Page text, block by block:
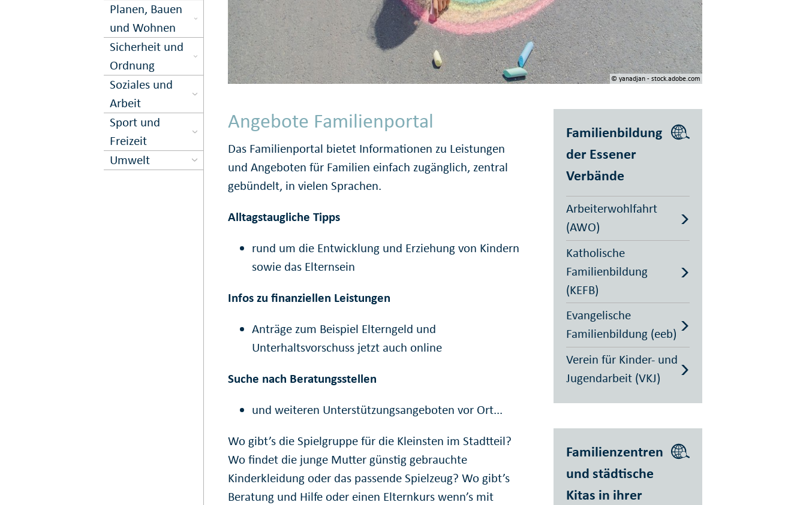
Planen, Bauen
und Wohnen
Sicher­heit und
Ord­nung
Soziales und
Arbeit
Sport und
Freizeit
Umwelt
© yanadjan - stock.adobe.com
Angebote Familienportal
Das Familienportal bietet Informationen zu Leistungen
und Angeboten für Familien einfach zugänglich, zentral
gebündelt, in vielen Sprachen.
Alltagstaugliche Tipps
rund um die Entwicklung und Erziehung von Kindern
sowie das Elternsein
Infos zu finanziellen Leistungen
Anträge zum Beispiel Elterngeld und
Unterhaltsvorschuss jetzt auch online
Suche nach Beratungsstellen
und weiteren Unterstützungsangeboten vor Ort...
Wo gibt’s die Spielgruppe für die Kleinsten im Stadtteil?
Wo findet die junge Mutter günstig gebrauchte
Kinderkleidung oder das passende Spielzeug? Wo gibt’s
Beratung und Hilfe oder einen Elternkurs wenn’s mit
Familienbildung
der Essener
Verbände
Arbeiterwohlfahrt
(AWO)
Katholische
Familienbildung
(KEFB)
Evangelische
Familienbildung (eeb)
Verein für Kinder- und
Jugendarbeit (VKJ)
Familienzentren
und städtische
Kitas in ihrer